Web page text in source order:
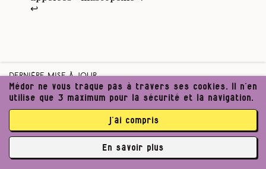
↩
Dernière mise à jour
Jeudi 5 Septembre 2024, 7h05
Médor ne vous traque pas à travers ses cookies. Il n’en
utilise que 3 maximum pour la sécurité et la navigation.
j’ai compris
En savoir plus